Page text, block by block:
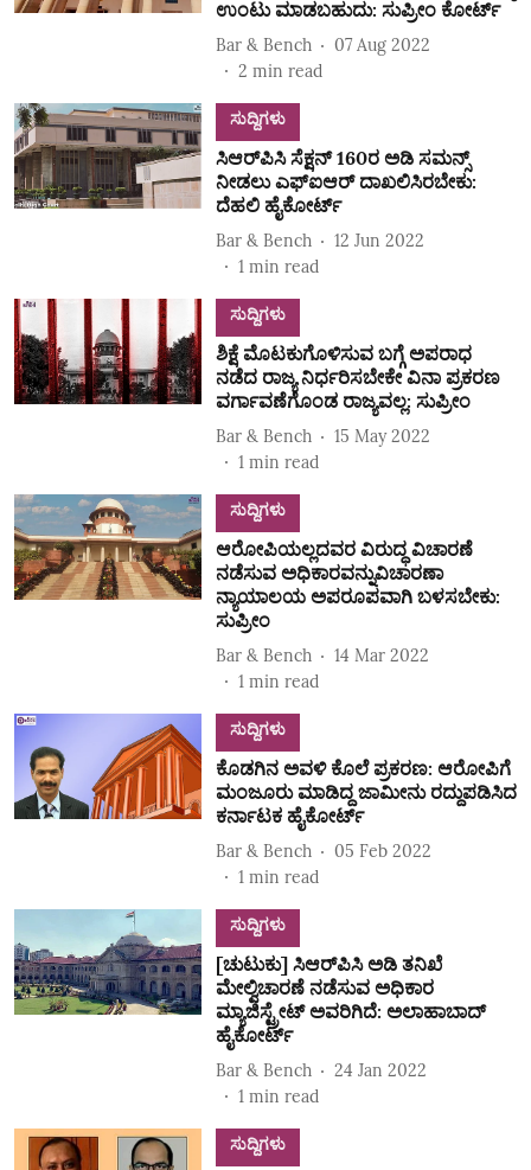
ಉಂಟು ಮಾಡಬಹುದು: ಸುಪ್ರೀಂ ಕೋರ್ಟ್
Bar & Bench
07 Aug 2022
2 min read
ಸುದ್ದಿಗಳು
ಸಿಆರ್‌ಪಿಸಿ ಸೆಕ್ಷನ್ 160ರ ಅಡಿ ಸಮನ್ಸ್
ನೀಡಲು ಎಫ್‌ಐಆರ್ ದಾಖಲಿಸಿರಬೇಕು:
ದೆಹಲಿ ಹೈಕೋರ್ಟ್
Bar & Bench
12 Jun 2022
1 min read
ಸುದ್ದಿಗಳು
ಶಿಕ್ಷೆ ಮೊಟಕುಗೊಳಿಸುವ ಬಗ್ಗೆ ಅಪರಾಧ
ನಡೆದ ರಾಜ್ಯ ನಿರ್ಧರಿಸಬೇಕೇ ವಿನಾ ಪ್ರಕರಣ
ವರ್ಗಾವಣೆಗೊಂಡ ರಾಜ್ಯವಲ್ಲ: ಸುಪ್ರೀಂ
Bar & Bench
15 May 2022
1 min read
ಸುದ್ದಿಗಳು
ಆರೋಪಿಯಲ್ಲದವರ ವಿರುದ್ಧ ವಿಚಾರಣೆ
ನಡೆಸುವ ಅಧಿಕಾರವನ್ನುವಿಚಾರಣಾ
ನ್ಯಾಯಾಲಯ ಅಪರೂಪವಾಗಿ ಬಳಸಬೇಕು:
ಸುಪ್ರೀಂ
Bar & Bench
14 Mar 2022
1 min read
ಸುದ್ದಿಗಳು
ಕೊಡಗಿನ ಅವಳಿ ಕೊಲೆ ಪ್ರಕರಣ: ಆರೋಪಿಗೆ
ಮಂಜೂರು ಮಾಡಿದ್ದ ಜಾಮೀನು ರದ್ದುಪಡಿಸಿದ
ಕರ್ನಾಟಕ ಹೈಕೋರ್ಟ್‌
Bar & Bench
05 Feb 2022
1 min read
ಸುದ್ದಿಗಳು
[ಚುಟುಕು] ಸಿಆರ್‌ಪಿಸಿ ಅಡಿ ತನಿಖೆ
ಮೇಲ್ವಿಚಾರಣೆ ನಡೆಸುವ ಅಧಿಕಾರ
ಮ್ಯಾಜಿಸ್ಟ್ರೇಟ್ ಅವರಿಗಿದೆ: ಅಲಾಹಾಬಾದ್
ಹೈಕೋರ್ಟ್
Bar & Bench
24 Jan 2022
1 min read
ಸುದ್ದಿಗಳು